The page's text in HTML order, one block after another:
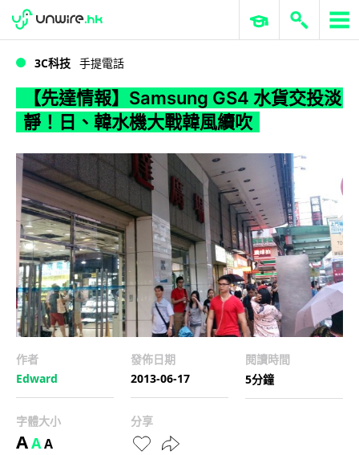
WWDC 2026 ERP 與商業 AI
3C科技 手提電話
【先達情報】Samsung GS4 水貨交投淡
靜！日、韓水機大戰韓風續吹
作者
Edward
發佈日期
2013-06-17
閱讀時間
5分鐘
字體大小
AAA
分享